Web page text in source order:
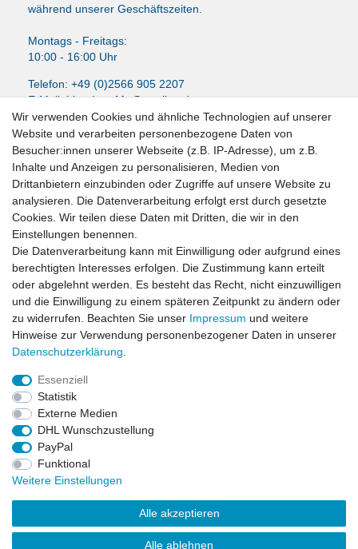
während unserer Geschäftszeiten.
Montags - Freitags:
10:00 - 16:00 Uhr
Telefon: +49 (0)2566 905 2207
E-Mail:LissyInterMo@t-online.de
News-Letter abonieren
VORNAME NACHNAME
E-MAIL **
Newsletter
Honig
Hiermit bestätige ich, dass ich dieDaten­schutz­erklärunggelesen habe. Meine
Einwilligung kann ich jederzeit widerrufen.**
Abonnieren
Impressum
Widerrufs­recht
Wir verwenden Cookies und ähnliche Technologien auf unserer
Website und verarbeiten personenbezogene Daten von
Besucher:innen unserer Webseite (z.B. IP-Adresse), um z.B.
Inhalte und Anzeigen zu personalisieren, Medien von
Drittanbietern einzubinden oder Zugriffe auf unsere Website zu
analysieren. Die Datenverarbeitung erfolgt erst durch gesetzte
Cookies. Wir teilen diese Daten mit Dritten, die wir in den
Einstellungen benennen.
Die Datenverarbeitung kann mit Einwilligung oder aufgrund eines
berechtigten Interesses erfolgen. Die Zustimmung kann erteilt
oder abgelehnt werden. Es besteht das Recht, nicht einzuwilligen
und die Einwilligung zu einem späteren Zeitpunkt zu ändern oder
zu widerrufen. Beachten Sie unser Impressum und weitere
Hinweise zur Verwendung personenbezogener Daten in unserer
Daten­schutz­erklärung
Essenziell
Statistik
Externe Medien
DHL Wunschzustellung
PayPal
Funktional
Weitere Einstellungen
Alle akzeptieren
Alle ablehnen
LissyInterMo Modellautos Modellbausätze Vitrinen Modellautos
bekannter Hersteller Autoart Minichamps 1:43 1:18 1:12